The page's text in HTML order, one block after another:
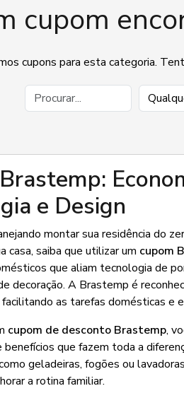
cupom
cupons para esta categoria.
e Design
montar sua residência do
casa, saiba que utilizar um cupom
que aliam tecnologia de
decoração. A Brastemp é
as tarefas domésticas e
cupom de desconto Brastemp,
que fazem toda a
geladeiras, fogões ou
a rotina familiar.